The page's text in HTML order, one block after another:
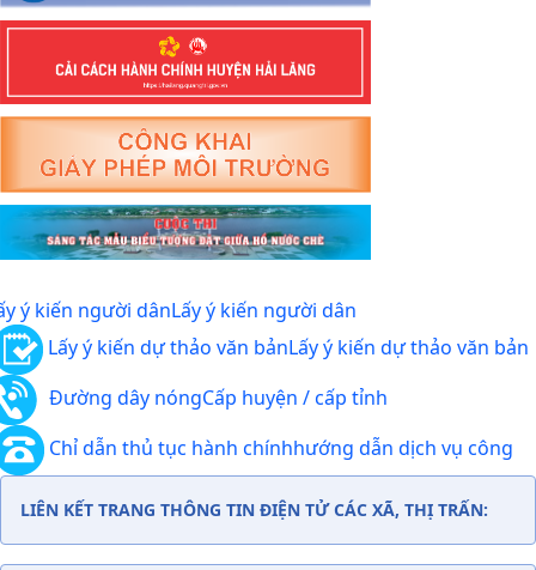
ý kiến người dânLấy ý kiến người dân
Lấy ý kiến dự thảo văn bảnLấy ý kiến dự thảo văn bản
Đường dây nóngCấp huyện / cấp tỉnh
Chỉ dẫn thủ tục hành chínhhướng dẫn dịch vụ công
LIÊN KẾT TRANG THÔNG TIN ĐIỆN TỬ CÁC XÃ, THỊ TRẤN: